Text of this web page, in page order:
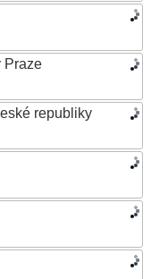
Praze
republiky